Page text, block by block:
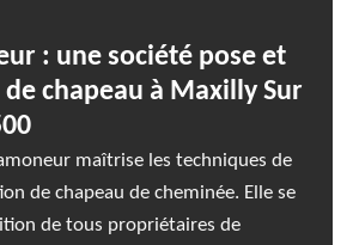
: une société pose et
chapeau à Maxilly Sur
maîtrise les techniques de
de chapeau de cheminée. Elle se
de tous propriétaires de